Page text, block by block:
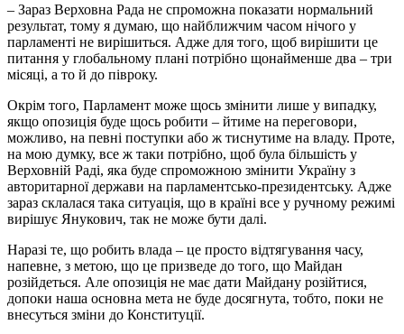
– Зараз Верховна Рада не спроможна показати нормальний
результат, тому я думаю, що найближчим часом нічого у
парламенті не вирішиться. Адже для того, щоб вирішити це
питання у глобальному плані потрібно щонайменше два – три
місяці, а то й до півроку.
Окрім того, Парламент може щось змінити лише у випадку,
якщо опозиція буде щось робити – йтиме на переговори,
можливо, на певні поступки або ж тиснутиме на владу. Проте,
на мою думку, все ж таки потрібно, щоб була більшість у
Верховній Раді, яка буде спроможною змінити Україну з
авторитарної держави на парламентсько-президентську. Адже
зараз склалася така ситуація, що в країні все у ручному режимі
вирішує Янукович, так не може бути далі.
Наразі те, що робить влада – це просто відтягування часу,
напевне, з метою, що це призведе до того, що Майдан
розійдеться. Але опозиція не має дати Майдану розійтися,
допоки наша основна мета не буде досягнута, тобто, поки не
внесуться зміни до Конституції.